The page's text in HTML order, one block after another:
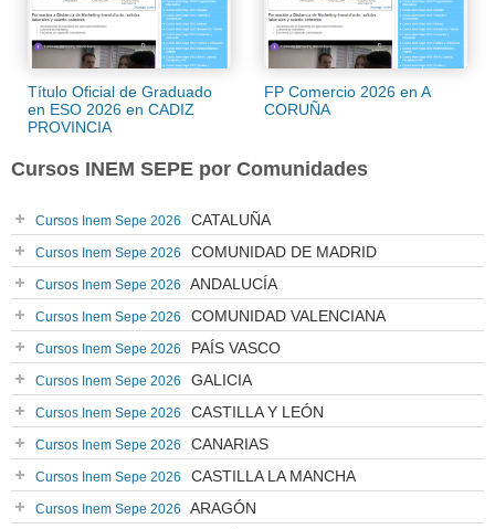
Título Oficial de Graduado
en ESO 2026 en CADIZ
PROVINCIA
FP Comercio 2026 en A
CORUÑA
Cursos INEM SEPE por Comunidades
Cursos Inem Sepe 2026 CATALUÑA
Cursos Inem Sepe 2026 COMUNIDAD DE MADRID
Cursos Inem Sepe 2026 ANDALUCÍA
Cursos Inem Sepe 2026 COMUNIDAD VALENCIANA
Cursos Inem Sepe 2026 PAÍS VASCO
Cursos Inem Sepe 2026 GALICIA
Cursos Inem Sepe 2026 CASTILLA Y LEÓN
Cursos Inem Sepe 2026 CANARIAS
Cursos Inem Sepe 2026 CASTILLA LA MANCHA
Cursos Inem Sepe 2026 ARAGÓN